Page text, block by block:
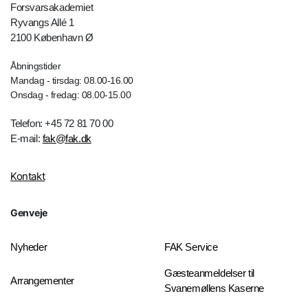
Forsvarsakademiet
Ryvangs Allé 1
2100 København Ø
Åbningstider
Mandag - tirsdag: 08.00-16.00
Onsdag - fredag: 08.00-15.00
Telefon: +45 72 81 70 00
E-mail: fak@fak.dk
Kontakt
Genveje
Nyheder
Arrangementer
FAK Service
Gæsteanmeldelser til
Svanemøllens Kaserne